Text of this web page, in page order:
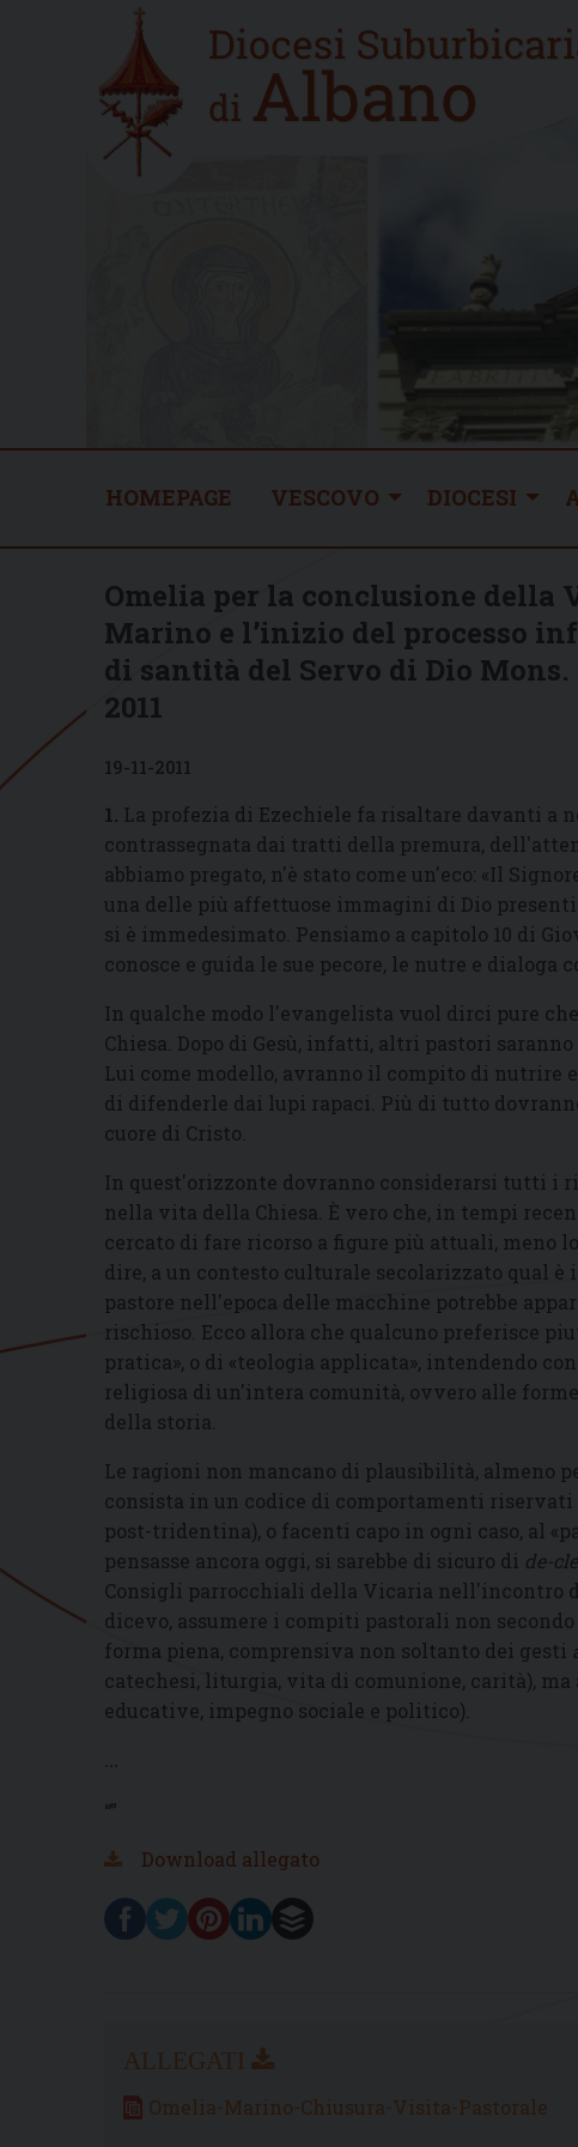
Home
new
HOMEPAGE VESCOVO DIOCESI
Omelia per la conclusione della
Marino e l’inizio del processo
di santità del Servo di Dio Mons.
2011
19-11-2011
1. La profezia di Ezechiele fa risaltare davanti a
contrassegnata dai tratti della premura,
abbiamo pregato, n'è stato come un'eco: «Il
una delle più affettuose immagini di Dio presenti
si è immedesimato. Pensiamo a capitolo 10 di
conosce e guida le sue pecore, le nutre e dialoga
In qualche modo l'evangelista vuol dirci pure
Chiesa. Dopo di Gesù, infatti, altri pastori
Lui come modello, avranno il compito di nutrire
di difenderle dai lupi rapaci. Più di tutto
cuore di Cristo.
In quest'orizzonte dovranno considerarsi tutti i
nella vita della Chiesa. È vero che, in tempi
cercato di fare ricorso a figure più attuali, meno
dire, a un contesto culturale secolarizzato qual
pastore nell'epoca delle macchine potrebbe
rischioso. Ecco allora che qualcuno preferisce
pratica», o di «teologia applicata», intendendo
religiosa di un'intera comunità, ovvero alle
della storia.
Le ragioni non mancano di plausibilità, almeno
consista in un codice di comportamenti
post-tridentina), o facenti capo in ogni caso, al «
pensasse ancora oggi, si sarebbe di sicuro di de-
Consigli parrocchiali della Vicaria nell'incontro
dicevo, assumere i compiti pastorali non
forma piena, comprensiva non soltanto dei gesti
catechesi, liturgia, vita di comunione, carità),
educative, impegno sociale e politico).
“”
Download allegato
Omelia-Marino-Chiusura-Visita-Pastorale